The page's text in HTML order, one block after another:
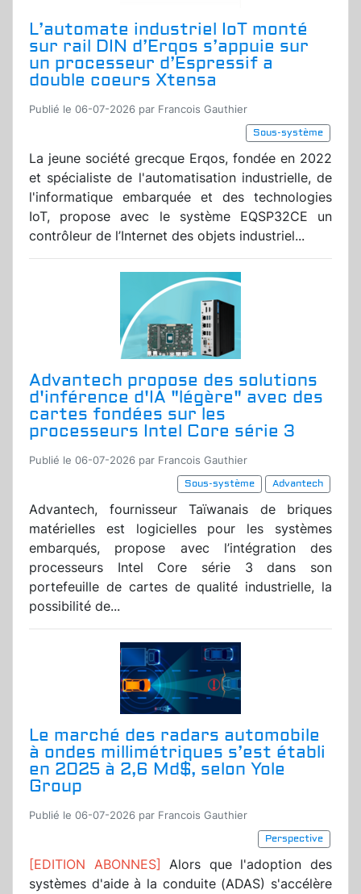
L’automate industriel IoT monté
sur rail DIN d’Erqos s’appuie sur
un processeur d’Espressif a
double coeurs Xtensa
Publié le 06-07-2026 par Francois Gauthier
Sous-système
La jeune société grecque Erqos, fondée en 2022
et spécialiste de l'automatisation industrielle, de
l'informatique embarquée et des technologies
IoT, propose avec le système EQSP32CE un
contrôleur de l’Internet des objets industriel...
Advantech propose des solutions
d'inférence d'IA "légère" avec des
cartes fondées sur les
processeurs Intel Core série 3
Publié le 06-07-2026 par Francois Gauthier
Sous-système
Advantech
Advantech, fournisseur Taïwanais de briques
matérielles est logicielles pour les systèmes
embarqués, propose avec l’intégration des
processeurs Intel Core série 3 dans son
portefeuille de cartes de qualité industrielle, la
possibilité de...
Le marché des radars automobile
à ondes millimétriques s’est établi
en 2025 à 2,6 Md$, selon Yole
Group
Publié le 06-07-2026 par Francois Gauthier
Perspective
[EDITION ABONNES]Alors que l'adoption des
systèmes d'aide à la conduite (ADAS) s'accélère